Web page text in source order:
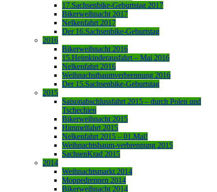
17.Sachsenbike-Geburtstag 2017
Bikerweihnacht 2017
Nelkenfahrt 2017
Der 16.Sachsenbike-Geburtstag
2016
Bikerweihnacht 2016
15.Heimkinderausfahrt – Mai 2016
Nelkenfahrt 2016
Weihnachstbaumverbrennung 2016
Der 15.Sachsenbike-Geburtstag
2015
Saisonabschlussfahrt 2015 – durch Polen und
Tschechien
Bikerweihnacht 2015
Himmelfahrt 2015
Nelkenfahrt 2015 – 01.Mai!
Weihnachtsbaum-verbrennung 2015
SachsenKrad 2015
2014
Weihnachtsmarkt 2014
Moppedrennen 2014
Bikerweihnacht 2014